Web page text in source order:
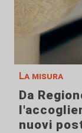
La misura
Da
nuovi